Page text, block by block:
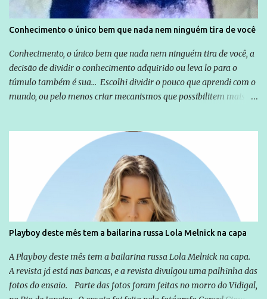
Conhecimento o único bem que nada nem ninguém tira de você
Conhecimento, o único bem que nada nem ninguém tira de você, a
decisão de dividir o conhecimento adquirido ou leva lo para o
túmulo também é sua... Escolhi dividir o pouco que aprendi com o
mundo, ou pelo menos criar mecanismos que possibilitem mais e
empreendedor da comunicação, que além de informação
cotidiana, corriqueira e cada vez mais preocupantes, do tipo que
você já esta acostumado a ver neste espaço, vou trabalhar a ideia
que possibilite distribuir não só informações, mas que gere de
forma consistente a riqueza do conhecimento... Exemplo: o
cidadão brasileiro não precisa só ser informado sobre operações
da Lava Jato, Reformas que podem retirar ou não direitos, ou
quem vai ser preso ou não; é preciso levar até as pessoas, do mais
simples ao mais burguês, o que diz a nossa Constituição, quais são
seus direitos e deveres em ...
Playboy deste mês tem a bailarina russa Lola Melnick na capa
A Playboy deste mês tem a bailarina russa Lola Melnick na capa.
A revista já está nas bancas, e a revista divulgou uma palhinha das
fotos do ensaio. Parte das fotos foram feitas no morro do Vidigal,